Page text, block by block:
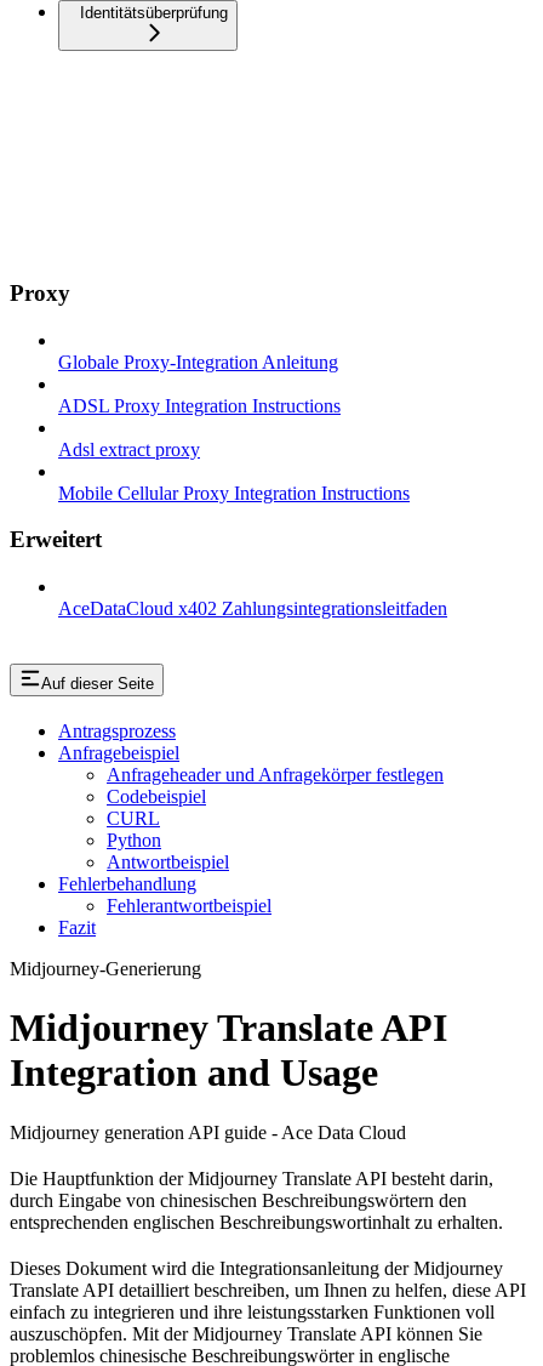
Identitätsüberprüfung
Proxy
Globale Proxy-Integration Anleitung
ADSL Proxy Integration Instructions
Adsl extract proxy
Mobile Cellular Proxy Integration Instructions
Erweitert
AceDataCloud x402 Zahlungsintegrationsleitfaden
Auf dieser Seite
Antragsprozess
Anfragebeispiel
Anfrageheader und Anfragekörper festlegen
Codebeispiel
CURL
Python
Antwortbeispiel
Fehlerbehandlung
Fehlerantwortbeispiel
Fazit
Midjourney-Generierung
Midjourney Translate API
Integration and Usage
Midjourney generation API guide - Ace Data Cloud
Die Hauptfunktion der Midjourney Translate API besteht darin,
durch Eingabe von chinesischen Beschreibungswörtern den
entsprechenden englischen Beschreibungswortinhalt zu erhalten.
Dieses Dokument wird die Integrationsanleitung der Midjourney
Translate API detailliert beschreiben, um Ihnen zu helfen, diese API
einfach zu integrieren und ihre leistungsstarken Funktionen voll
auszuschöpfen. Mit der Midjourney Translate API können Sie
problemlos chinesische Beschreibungswörter in englische